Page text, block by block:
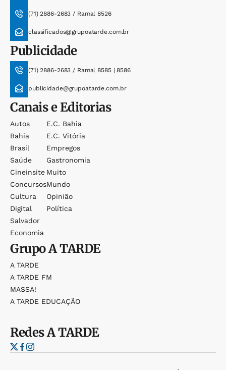
(71) 2886-2683 / Ramal 8526
classificados@grupoatarde.com.br
Publicidade
(71) 2886-2683 / Ramal 8585 | 8586
publicidade@grupoatarde.com.br
Canais e Editorias
Autos
Bahia
Brasil
Saúde
Cineinsite
Concursos
Cultura
Digital
Salvador
Economia
E.c. Bahia
E.c. Vitória
Empregos
Gastronomia
Muito
Mundo
Opinião
Política
GrupoA TARDE
A TARDE
A TARDE FM
MASSA!
A TARDE EDUCAÇÃO
RedesA TARDE